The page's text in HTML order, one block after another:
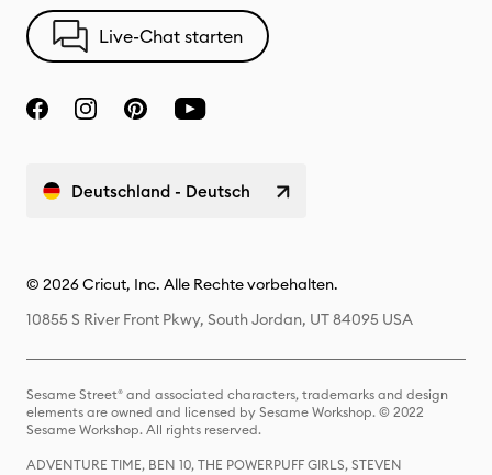
Live-Chat starten
Deutschland - Deutsch
© 2026 Cricut, Inc. Alle Rechte vorbehalten.
10855 S River Front Pkwy, South Jordan, UT 84095 USA
Sesame Street® and associated characters, trademarks and design
elements are owned and licensed by Sesame Workshop. © 2022
Sesame Workshop. All rights reserved.
ADVENTURE TIME, BEN 10, THE POWERPUFF GIRLS, STEVEN